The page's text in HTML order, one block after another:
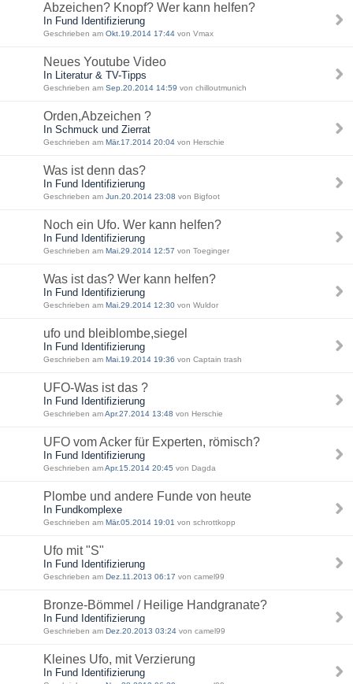
Abzeichen? Knopf? Wer kann helfen?
In Fund Identifizierung
Geschrieben am Okt.19.2014 17:44 von Vmax
Neues Youtube Video
In Literatur & TV-Tipps
Geschrieben am Sep.20.2014 14:59 von chilloutmunich
Orden,Abzeichen ?
In Schmuck und Zierrat
Geschrieben am Mär.17.2014 20:04 von Herschie
Was ist denn das?
In Fund Identifizierung
Geschrieben am Jun.20.2014 23:08 von Bigfoot
Noch ein Ufo. Wer kann helfen?
In Fund Identifizierung
Geschrieben am Mai.29.2014 12:57 von Toeginger
Was ist das? Wer kann helfen?
In Fund Identifizierung
Geschrieben am Mai.29.2014 12:30 von Wuldor
ufo und bleiblombe,siegel
In Fund Identifizierung
Geschrieben am Mai.19.2014 19:36 von Captain trash
UFO-Was ist das ?
In Fund Identifizierung
Geschrieben amApr.27.2014 13:48 von Herschie
UFO vom Acker für Experten, römisch?
In Fund Identifizierung
Geschrieben amApr.15.2014 20:45 von Dagda
Plombe und andere Funde von heute
In Fundkomplexe
Geschrieben am Mär.05.2014 19:01 von schrottkopp
Ufo mit "S"
In Fund Identifizierung
Geschrieben am Dez.11.2013 06:17 von camel99
Bronze-Bömmel / Heilige Handgranate?
In Fund Identifizierung
Geschrieben am Dez.20.2013 03:24 von camel99
Kleines Ufo, mit Verzierung
In Fund Identifizierung